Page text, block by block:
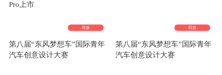
Pro上市
回放
第八届“东风梦想车”国际青年
汽车创意设计大赛
回放
第八届“东风梦想车”国际青年
汽车创意设计大赛